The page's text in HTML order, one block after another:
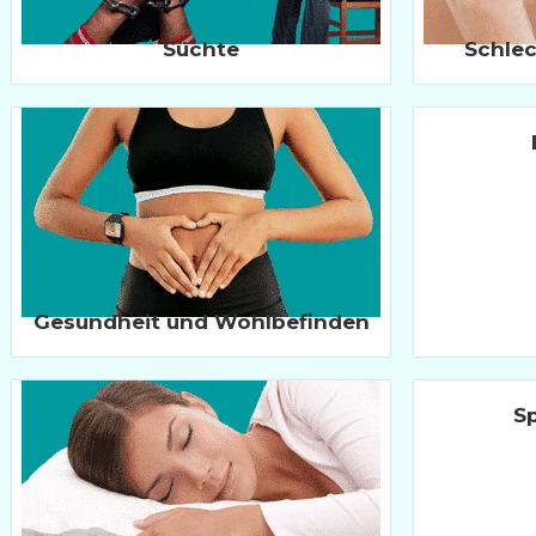
Süchte
Gesundheit und Wohlbefinden